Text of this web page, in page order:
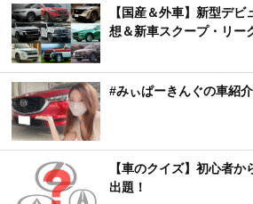
【国産＆外車】新型デ
想＆新車スクープ・リー
#みぃぱーきんぐの車紹
【車のクイズ】初心者か
出題！